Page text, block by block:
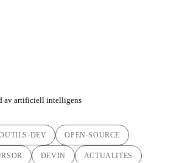
av artificiell intelligens
DEV OPEN-SOURCE
DEVIN ACTUALITES